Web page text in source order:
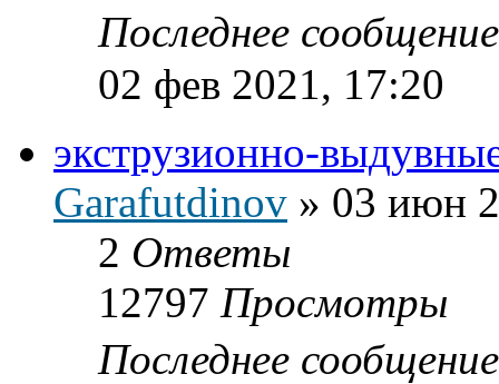
Последнее
02 фев 2021, 17:20
экструзионно-
Garafutdinov » 03 июн
2 Ответы
12797 Просмотры
Последнее